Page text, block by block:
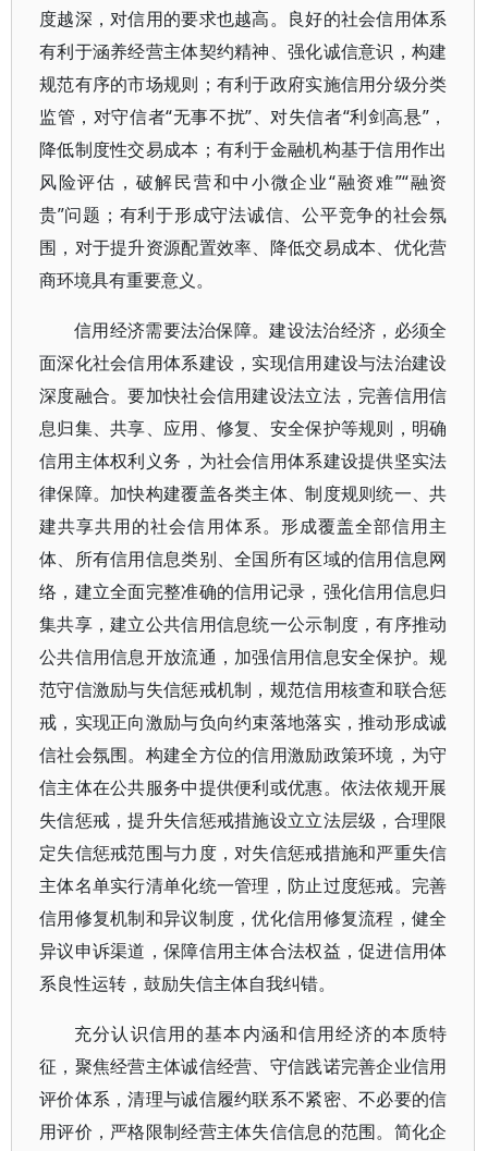
度越深，对信用的要求也越高。良好的社会信用体系
有利于涵养经营主体契约精神、强化诚信意识，构建
规范有序的市场规则；有利于政府实施信用分级分类
监管，对守信者“无事不扰”、对失信者“利剑高悬”，
降低制度性交易成本；有利于金融机构基于信用作出
风险评估，破解民营和中小微企业“融资难”“融资
贵”问题；有利于形成守法诚信、公平竞争的社会氛
围，对于提升资源配置效率、降低交易成本、优化营
商环境具有重要意义。
信用经济需要法治保障。建设法治经济，必须全
面深化社会信用体系建设，实现信用建设与法治建设
深度融合。要加快社会信用建设法立法，完善信用信
息归集、共享、应用、修复、安全保护等规则，明确
信用主体权利义务，为社会信用体系建设提供坚实法
律保障。加快构建覆盖各类主体、制度规则统一、共
建共享共用的社会信用体系。形成覆盖全部信用主
体、所有信用信息类别、全国所有区域的信用信息网
络，建立全面完整准确的信用记录，强化信用信息归
集共享，建立公共信用信息统一公示制度，有序推动
公共信用信息开放流通，加强信用信息安全保护。规
范守信激励与失信惩戒机制，规范信用核查和联合惩
戒，实现正向激励与负向约束落地落实，推动形成诚
信社会氛围。构建全方位的信用激励政策环境，为守
信主体在公共服务中提供便利或优惠。依法依规开展
失信惩戒，提升失信惩戒措施设立立法层级，合理限
定失信惩戒范围与力度，对失信惩戒措施和严重失信
主体名单实行清单化统一管理，防止过度惩戒。完善
信用修复机制和异议制度，优化信用修复流程，健全
异议申诉渠道，保障信用主体合法权益，促进信用体
系良性运转，鼓励失信主体自我纠错。
充分认识信用的基本内涵和信用经济的本质特
征，聚焦经营主体诚信经营、守信践诺完善企业信用
评价体系，清理与诚信履约联系不紧密、不必要的信
用评价，严格限制经营主体失信信息的范围。简化企